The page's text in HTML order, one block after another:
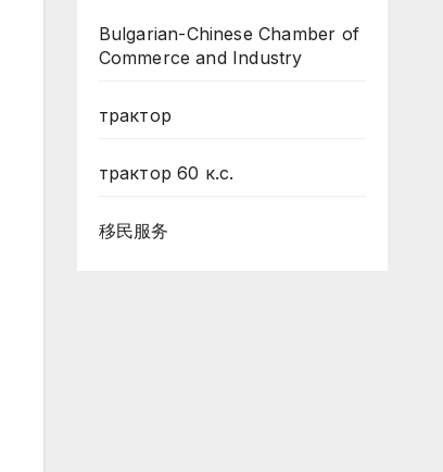
Bulgarian-Chinese Chamber of
Commerce and Industry
трактор
трактор 60 к.с.
移民服务